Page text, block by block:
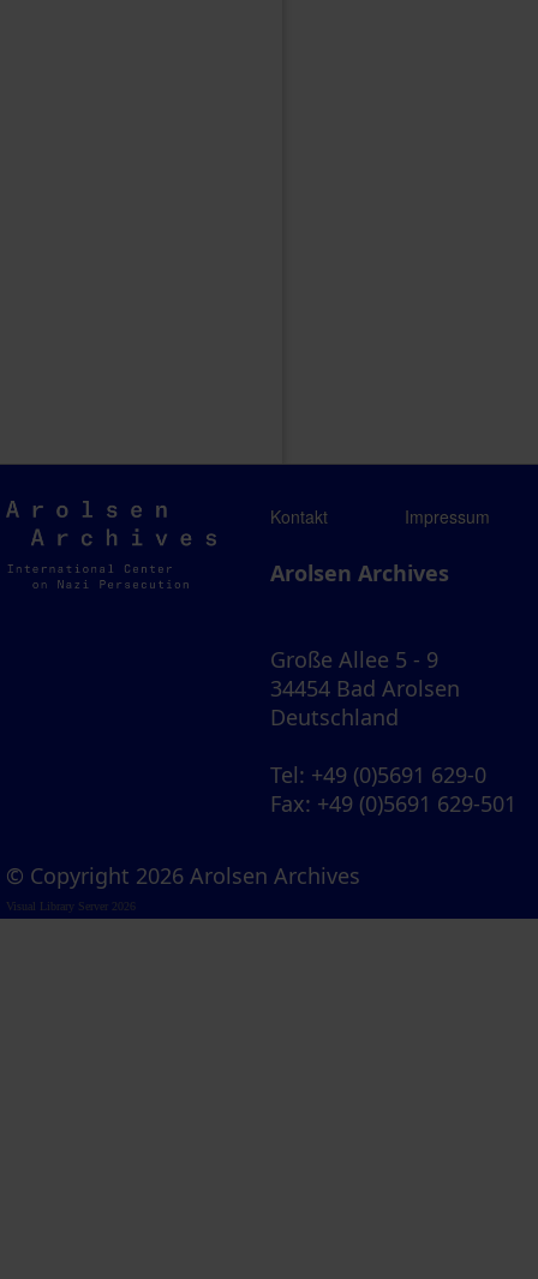
Arolsen
Archives
Kontakt Impressum
Arolsen Archives
Große Allee 5 - 9
34454 Bad Arolsen
Deutschland
Tel: +49 (0)5691 629-0
Fax: +49 (0)5691 629-501
© Copyright 2026 Arolsen Archives
Visual Library Server 2026